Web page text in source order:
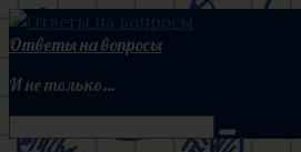
Перейти
к
Ответы на вопросы
И не только…
Поиск: